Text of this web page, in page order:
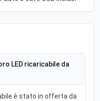
LED ricaricabile da
è stato in offerta da